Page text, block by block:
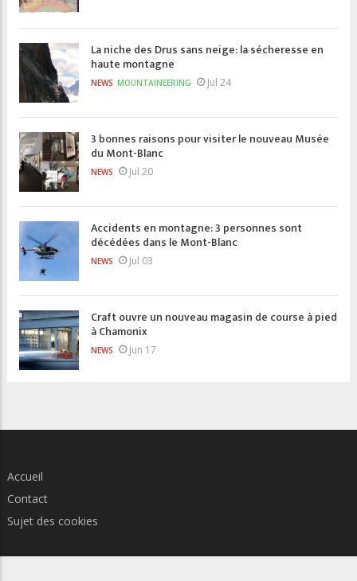
La niche des Drus sans neige: la sécheresse en
haute montagne
NEWS MOUNTAINEERING Jul 24
3 bonnes raisons pour visiter le nouveau Musée
du Mont-Blanc
NEWS Jul 20
Accidents en montagne: 3 personnes sont
décédées dans le Mont-Blanc
NEWS Jul 03
Craft ouvre un nouveau magasin de course à pied
à Chamonix
NEWS Jun 17
Accueil
Contact
Sujet des cookies